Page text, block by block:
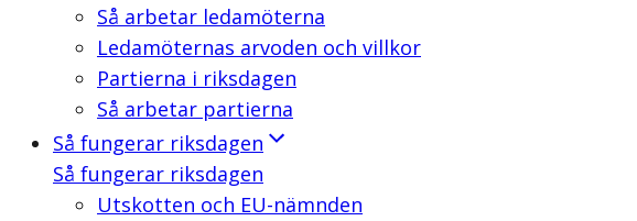
Så arbetar ledamöterna
Ledamöternas arvoden och villkor
Partierna i riksdagen
Så arbetar partierna
Så fungerar riksdagen
Så fungerar riksdagen
Utskotten och EU-nämnden